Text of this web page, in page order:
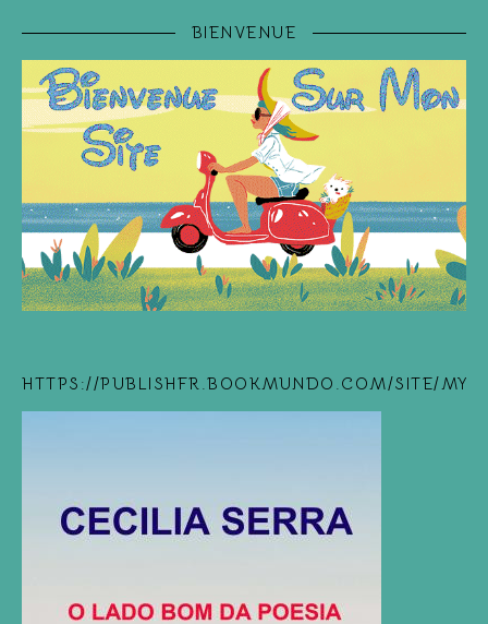
BIENVENUE
HTTPS://PUBLISHFR.BOOKMUNDO.COM/SITE/